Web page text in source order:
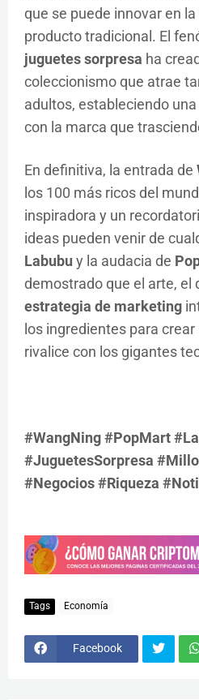
que se puede innovar en
producto tradicional. El
juguetes sorpresa ha
coleccionismo que atrae
adultos, estableciendo
con la marca que
En definitiva, la entrada de
los 100 más ricos del
inspiradora y un
ideas pueden venir de
Labubu y la audacia de
demostrado que el arte, el
estrategia de marketing
los ingredientes para
rivalice con los gigantes
#WangNing #PopMart
#JuguetesSorpresa
#Negocios #Riqueza
Tags Economía
Facebook